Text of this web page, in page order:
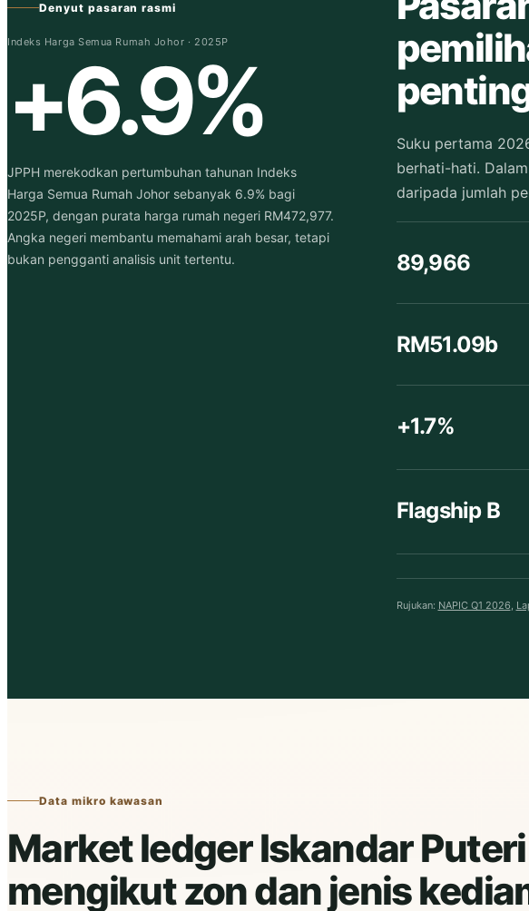
Denyut pasaran rasmi
Indeks Harga Semua Rumah Johor · 2025P
+6.9%
JPPH merekodkan pertumbuhan tahunan Indeks
Harga Semua Rumah Johor sebanyak 6.9% bagi
2025P, dengan purata harga rumah negeri RM472,977.
Angka negeri membantu memahami arah besar, tetapi
bukan pengganti analisis unit tertentu.
Suku pertama
berhati-hati.
daripada jumlah
89,966
RM51.09b
+1.7%
Flagship B
Rujukan: NAPIC Q1 2026,
Data mikro kawasan
Market ledger Iskandar Puteri
mengikut zon dan jenis